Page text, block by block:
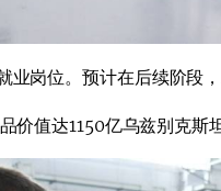
岗位。预计在后续阶段
价值达1150亿乌兹别克斯